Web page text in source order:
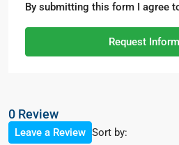
By submitting this form I agree
Request
0 Review
Sort by:
Leave a Review